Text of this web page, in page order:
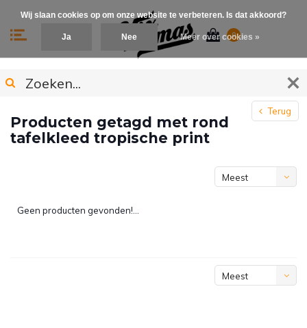
0
Terug
Producten getagd met rond
tafelkleed tropische print
Meest
Geen producten gevonden!...
Meest
Wij slaan cookies op om onze website te verbeteren. Is dat akkoord?
Ja Nee Meer over cookies »